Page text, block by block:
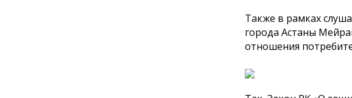
Также в рамках
города Астаны
отношения